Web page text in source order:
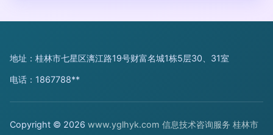
地址：桂林市七星区漓江路19号财富名城1栋5层30、31室
电话：1867788**
Copyright © 2026 www.yglhyk.com 信息技术咨询服务 桂林市